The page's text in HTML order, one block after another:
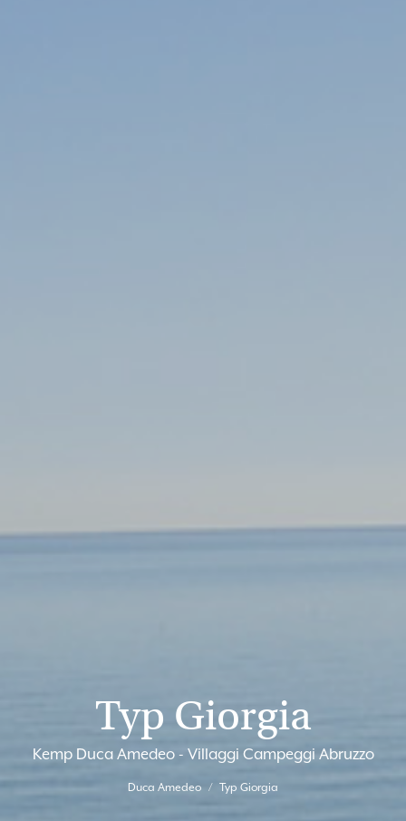
Typ Giorgia
Kemp Duca Amedeo - Villaggi Campeggi Abruzzo
Duca Amedeo Typ Giorgia